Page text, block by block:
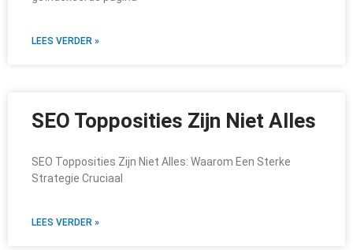
LEES VERDER »
SEO Topposities Zijn Niet Alles
SEO Topposities Zijn Niet Alles: Waarom Een Sterke
Strategie Cruciaal
LEES VERDER »